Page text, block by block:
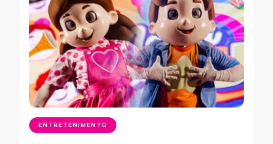
ENTRETENIMENTO